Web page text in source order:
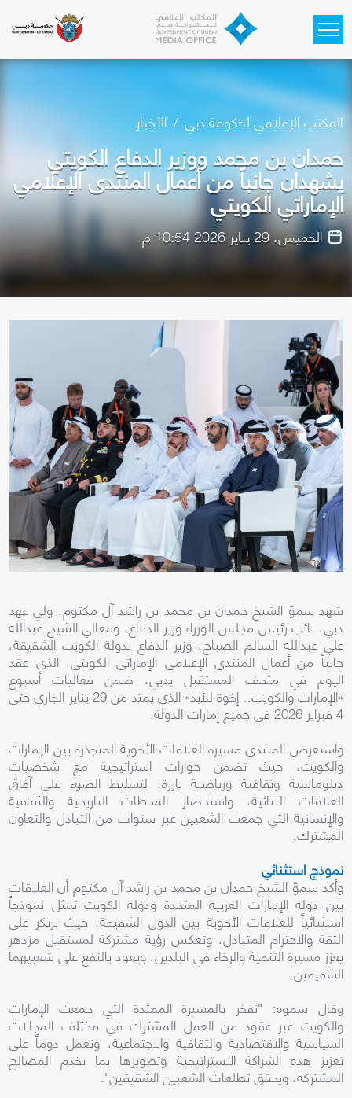
المكتب الإعلامي لحكومة دبي الأخبار
حمدان بن محمد ووزير الدفاع الكويتي
يشهدان جانباً من أعمال المنتدى الإعلامي
الإماراتي الكويتي
الخميس، 29 يناير 2026 10:54 م
شهد سموّ الشيخ حمدان بن محمد بن راشد آل مكتوم، ولي عهد
دبي، نائب رئيس مجلس الوزراء وزير الدفاع، ومعالي الشيخ عبدالله
علي عبدالله السالم الصباح، وزير الدفاع بدولة الكويت الشقيقة،
جانباً من أعمال المنتدى الإعلامي الإماراتي الكويتي، الذي عقد
اليوم في متحف المستقبل بدبي، ضمن فعاليات أسبوع
«الإمارات والكويت.. إخوة للأبد» الذي يمتد من 29 يناير الجاري حتى
4 فبراير 2026 في جميع إمارات الدولة.
واستعرض المنتدى مسيرة العلاقات الأخوية المتجذرة بين الإمارات
والكويت، حيث تضمن حوارات استراتيجية مع شخصيات
دبلوماسية وثقافية ورياضية بارزة، لتسليط الضوء على آفاق
العلاقات الثنائية، واستحضار المحطات التاريخية والثقافية
والإنسانية التي جمعت الشعبين عبر سنوات من التبادل والتعاون
المشترك.
نموذج استثنائي
وأكد سموّ الشيخ حمدان بن محمد بن راشد آل مكتوم أن العلاقات
بين دولة الإمارات العربية المتحدة ودولة الكويت تمثل نموذجاً
استثنائياً للعلاقات الأخوية بين الدول الشقيقة، حيث ترتكز على
الثقة والاحترام المتبادل، وتعكس رؤية مشتركة لمستقبل مزدهر
يعزز مسيرة التنمية والرخاء في البلدين، ويعود بالنفع على شعبيهما
الشقيقين.
وقال سموه: "نفخر بالمسيرة الممتدة التي جمعت الإمارات
والكويت عبر عقود من العمل المشترك في مختلف المجالات
السياسية والاقتصادية والثقافية والاجتماعية، ونعمل دوماً على
تعزيز هذه الشراكة الاستراتيجية وتطويرها بما يخدم المصالح
المشتركة، ويحقق تطلعات الشعبين الشقيقين".